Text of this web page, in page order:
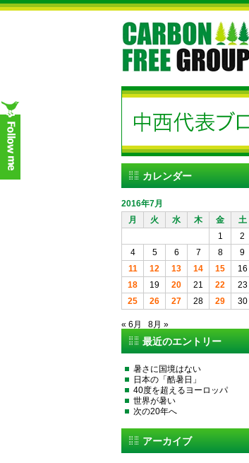
カレンダー
2016年7月
月
火 水 木 金 土
1
2
4
5 6 7 8 9
11
12 13 14 15 16
18
19 20 21 22 23
25
26 27 28 29 30
« 6月 8月 »
最近のエントリー
暑さに国境はない
日本の「酷暑日」
40度を超えるヨーロッパ
世界が暑い
次の20年へ
アーカイブ